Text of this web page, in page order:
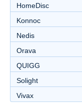
HomeDisc
Konnoc
Nedis
Orava
QUIGG
Solight
Vivax